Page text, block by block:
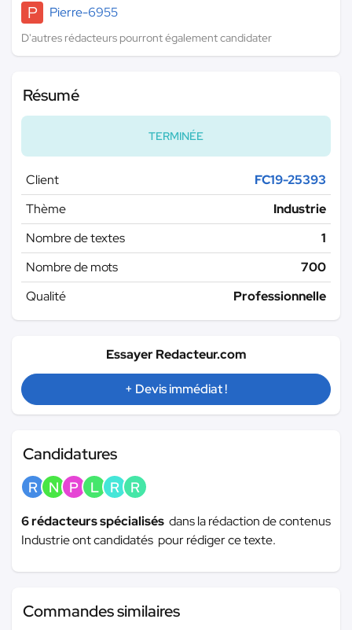
P
Pierre-6955
D'autres rédacteurs pourront également candidater
Résumé
TERMINÉE
Client
FC19-25393
Thème
Industrie
Nombre de textes
1
Nombre de mots
700
Qualité
Professionnelle
Essayer Redacteur.com
+ Devis immédiat !
Candidatures
R N P L R R
6 rédacteurs spécialisés dans la rédaction de contenus
Industrie ont candidatés pour rédiger ce texte.
Commandes similaires